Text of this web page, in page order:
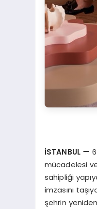
İSTANBUL —
mücadelesi
sahipliği
imzasını
şehrin